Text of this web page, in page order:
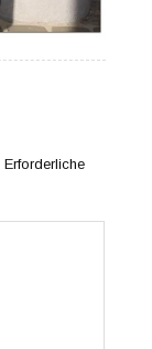
Erforderliche